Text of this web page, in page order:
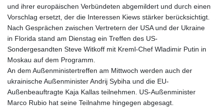
und ihrer europäischen Verbündeten abgemildert und durch einen
Vorschlag ersetzt, der die Interessen Kiews stärker berücksichtigt.
Nach Gesprächen zwischen Vertretern der USA und der Ukraine
in Florida stand am Dienstag ein Treffen des US-
Sondergesandten Steve Witkoff mit Kreml-Chef Wladimir Putin in
Moskau auf dem Programm.
An dem Außenministertreffen am Mittwoch werden auch der
ukrainische Außenminister Andrij Sybiha und die EU-
Außenbeauftragte Kaja Kallas teilnehmen. US-Außenminister
Marco Rubio hat seine Teilnahme hingegen abgesagt.